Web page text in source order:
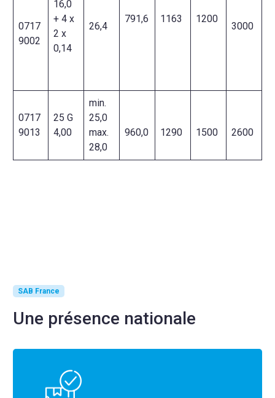
0717
9002
16,0
+ 4 x
2 x
0,14
26,4
791,6 1163 1200
3000
0717
9013
25 G
4,00
min.
25,0
max.
28,0
960,0 1290 1500 2600
SAB France
Une présence nationale